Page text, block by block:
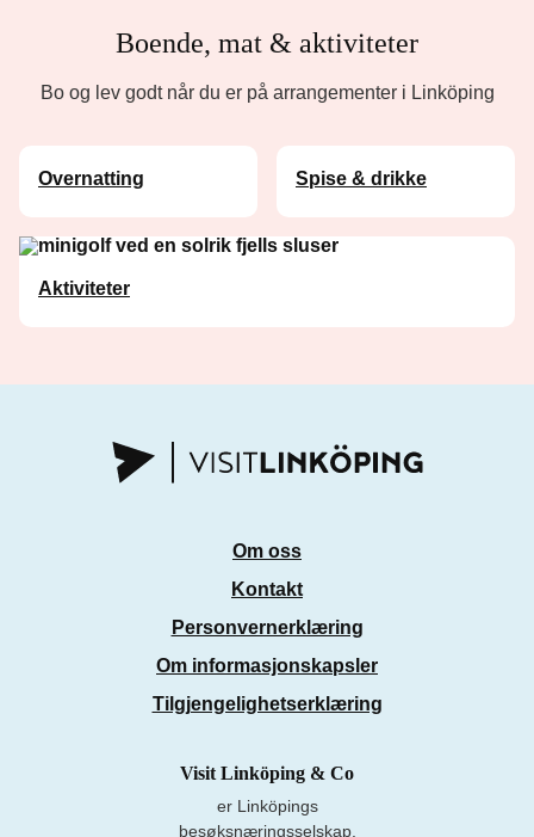
Boende, mat & aktiviteter
Bo og lev godt når du er på arrangementer i Linköping
Overnatting Spise & drikke
Aktiviteter
Om oss
Kontakt
Personvernerklæring
Om informasjonskapsler
Tilgjengelighetserklæring
Visit Linköping & Co
er Linköpings
besøksnæringsselskap.